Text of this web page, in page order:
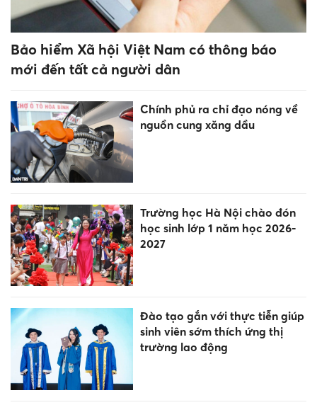
Bảo hiểm Xã hội Việt Nam có thông báo
mới đến tất cả người dân
Chính phủ ra chỉ đạo nóng về
nguồn cung xăng dầu
Trường học Hà Nội chào đón
học sinh lớp 1 năm học 2026-
2027
Đào tạo gắn với thực tiễn giúp
sinh viên sớm thích ứng thị
trường lao động